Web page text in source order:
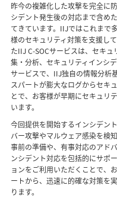
昨今の複雑化した攻撃を完全に
シデント発生後の対応まで含め
てきています。IIJではこれまで
様のセキュリティ対策を支援し
たIIJ C-SOCサービスは、セキ
集・分析、セキュリティインシ
サービスで、IIJ独自の情報分析
スパートが膨大なログからセキ
とで、お客様が早期にセキュリ
います。
今回提供を開始するインシデン
バー攻撃やマルウェア感染を検
事前の準備や、有事対応のアド
ンシデント対応を包括的にサポ
ョンをご利用いただくことで、
ートから、迅速に的確な対策を
ります。